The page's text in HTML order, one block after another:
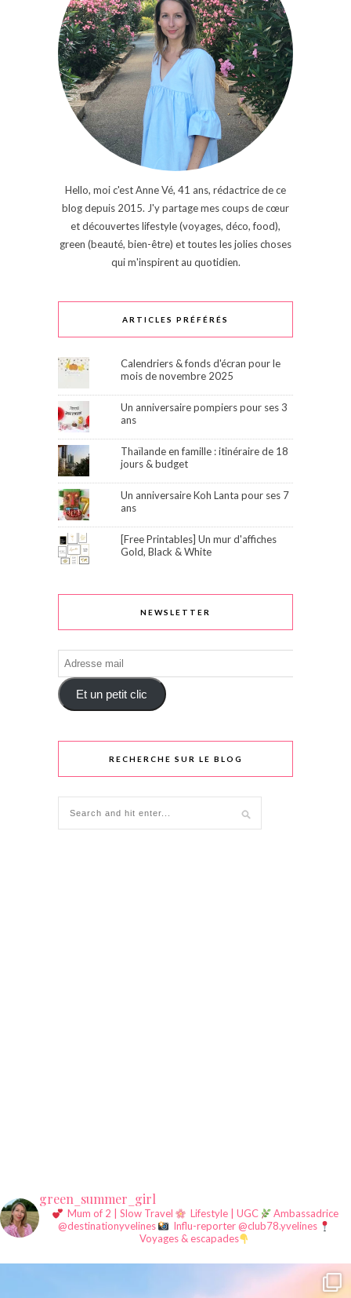
Hello, moi c'est Anne Vé, 41 ans, rédactrice de ce
blog depuis 2015. J'y partage mes coups de cœur
et découvertes lifestyle (voyages, déco, food),
green (beauté, bien-être) et toutes les jolies choses
qui m'inspirent au quotidien.
ARTICLES PRÉFÉRÉS
Calendriers & fonds d'écran pour le
mois de novembre 2025
Un anniversaire pompiers pour ses 3
ans
Thaïlande en famille : itinéraire de 18
jours & budget
Un anniversaire Koh Lanta pour ses 7
ans
[Free Printables] Un mur d'affiches
Gold, Black & White
NEWSLETTER
Adresse
mail
Et un petit clic
RECHERCHE SUR LE BLOG
green_summer_girl
Mum of 2 | Slow Travel Lifestyle | UGC
Ambassadrice
@destinationyvelines
Influ-reporter @club78.yvelines
Voyages & escapades